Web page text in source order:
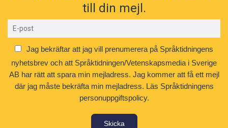
till din mejl.
Jag bekräftar att jag vill prenumerera på Språktidningens
nyhetsbrev och att Språktidningen/Vetenskapsmedia i Sverige
AB har rätt att spara min mejladress. Jag kommer att få ett mejl
där jag måste bekräfta min mejladress. Läs Språktidningens
personuppgiftspolicy.
Skicka